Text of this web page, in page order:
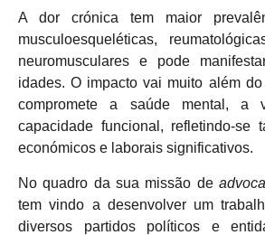
A dor crónica tem maior
musculoesqueléticas,
neuromusculares e pode
idades. O impacto vai muito além
compromete a saúde mental, a
capacidade funcional, refletindo-se
económicos e laborais significativos.
No quadro da sua missão de
tem vindo a desenvolver um
diversos partidos políticos e